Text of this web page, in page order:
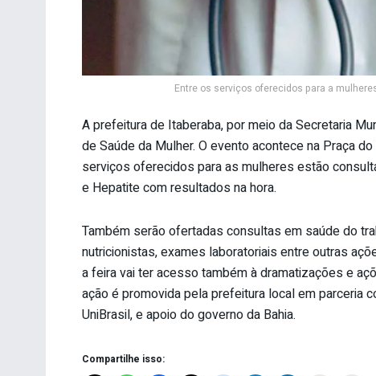
Entre os serviços oferecidos para a
A prefeitura de Itaberaba, por meio da Secretaria
de Saúde da Mulher. O evento acontece na Praça
serviços oferecidos para as mulheres estão
e Hepatite com resultados na hora.
Também serão ofertadas consultas em saúde do
nutricionistas, exames laboratoriais entre outras
a feira vai ter acesso também à dramatizações e
ação é promovida pela prefeitura local em parceria
UniBrasil, e apoio do governo da Bahia.
Compartilhe isso: